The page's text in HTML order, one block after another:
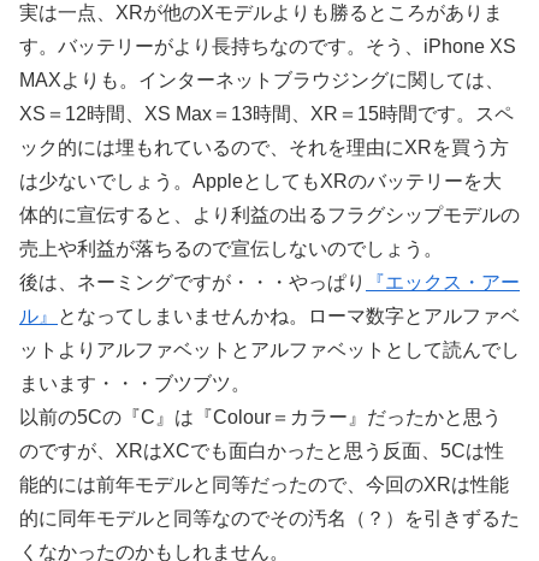
実は一点、XRが他のXモデルよりも勝るところがありま
す。バッテリーがより長持ちなのです。そう、iPhone XS
MAXよりも。インターネットブラウジングに関しては、
XS＝12時間、XS Max＝13時間、XR＝15時間です。スペ
ック的には埋もれているので、それを理由にXRを買う方
は少ないでしょう。AppleとしてもXRのバッテリーを大
体的に宣伝すると、より利益の出るフラグシップモデルの
売上や利益が落ちるので宣伝しないのでしょう。
後は、ネーミングですが・・・やっぱり
『エックス・アー
ル』
となってしまいませんかね。ローマ数字とアルファベ
ットよりアルファベットとアルファベットとして読んでし
まいます・・・ブツブツ。
以前の5Cの『C』は『Colour＝カラー』だったかと思う
のですが、XRはXCでも面白かったと思う反面、5Cは性
能的には前年モデルと同等だったので、今回のXRは性能
的に同年モデルと同等なのでその汚名（？）を引きずるた
くなかったのかもしれません。